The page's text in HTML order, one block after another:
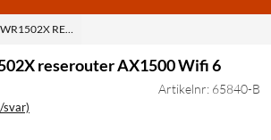
RESEROUTER AX1500 WIFI 6
reserouter AX1500 Wifi 6
svar)
Artikelnr: 65840-B